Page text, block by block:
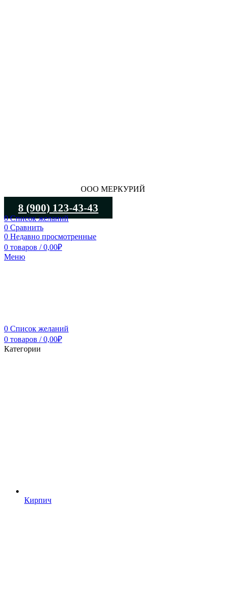
ООО МЕРКУРИЙ
8 (900) 123-43-43
0Список желаний
0 Сравнить
0 Недавно просмотренные
0 товаров / 0,00₽
Меню
0 Список желаний
0 товаров / 0,00₽
Категории
Кирпич